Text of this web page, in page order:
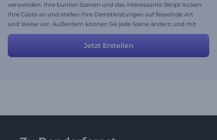
verwenden. Ihre bunten Szenen und das interessante Skript locken
Ihre Gäste an und stellen Ihre Dienstleistungen auf fesselnde Art
und Weise vor. Außerdem können Sie jede Szene ändern und mit
Ihren eigenen Medien und Ideen füllen.
Jetzt Erstellen